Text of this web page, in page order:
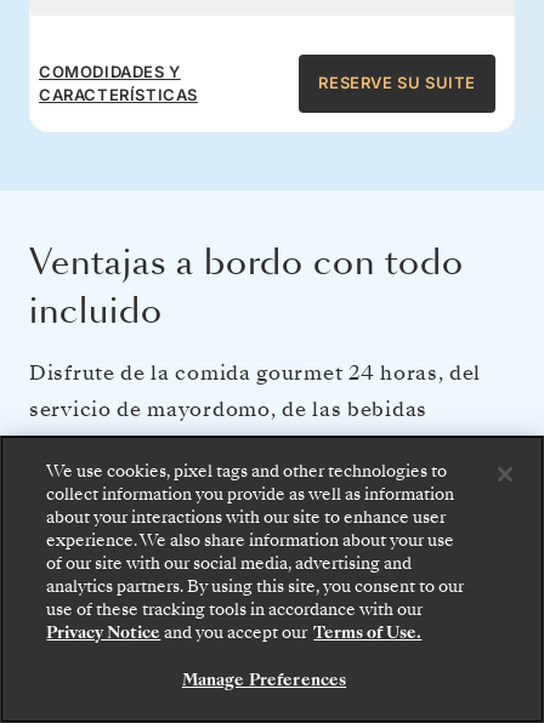
COMODIDADES Y
CARACTERÍSTICAS
RESERVE SU SUITE
Ventajas a bordo con todo
incluido
Disfrute de la comida gourmet 24 horas, del
servicio de mayordomo, de las bebidas
prémium y de las espectaculares actividades
de entretenimiento que hacen brillar a
Silversea.
PERSONAL Y SERVICIOS
Servicio de mayordomo en cada suite
Servicio de comidas las 24 horas
Suba a bordo: elija su suite y revise las tarifas y los
servicios incluidos antes de confirmar de forma
segura su viaje con Silversea.
RESERVE SU SUITE
We use cookies, pixel tags and other technologies to
collect information you provide as well as information
about your interactions with our site to enhance user
experience. We also share information about your use
of our site with our social media, advertising and
analytics partners. By using this site, you consent to our
use of these tracking tools in accordance with our
Privacy Notice and you accept our Terms of Use.
Manage Preferences